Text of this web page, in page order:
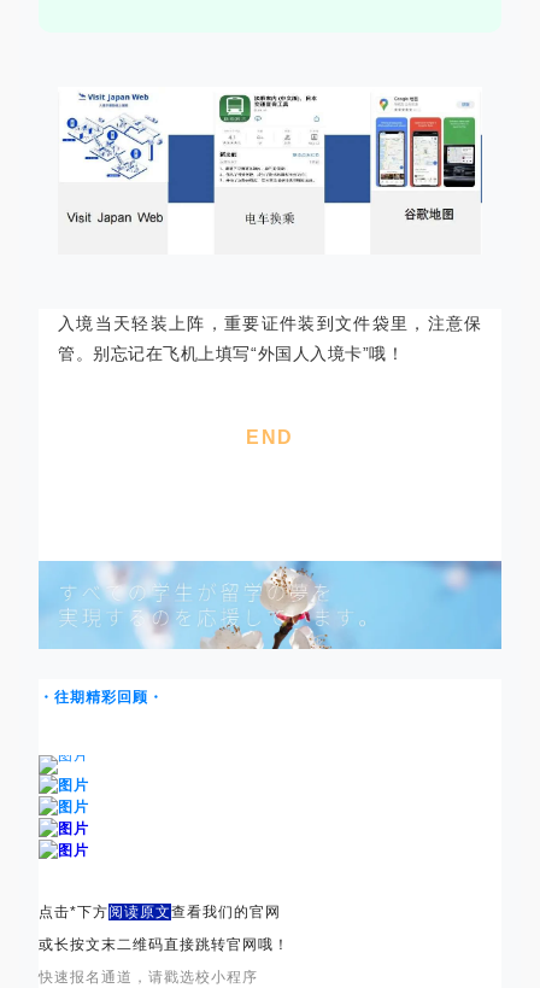
入境当天轻装上阵，重要证件装到文件袋里，注意保
管。别忘记在飞机上填写“外国人入境卡”哦！
END
・往期精彩回顾・
点击*下方阅读原文查看我们的官网
或长按文末二维码直接跳转官网哦！
快速报名通道，请戳选校小程序